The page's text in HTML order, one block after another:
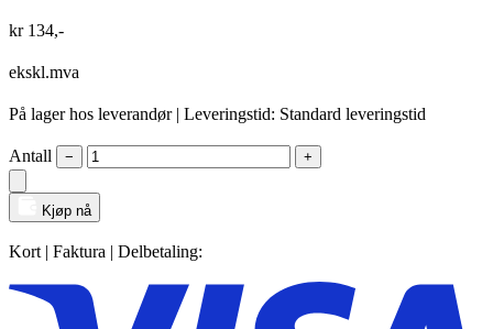
kr134,-
ekskl.mva
På lager hos leverandør | Leveringstid: Standard leveringstid
Antall − +
Kjøp nå
Kort | Faktura | Delbetaling: